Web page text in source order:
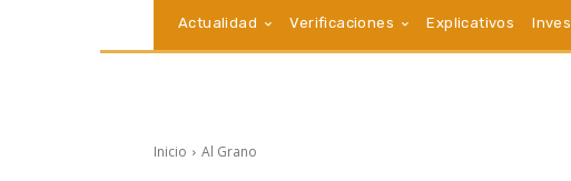
Actualidad Verificaciones Explicativos
Inicio Al Grano